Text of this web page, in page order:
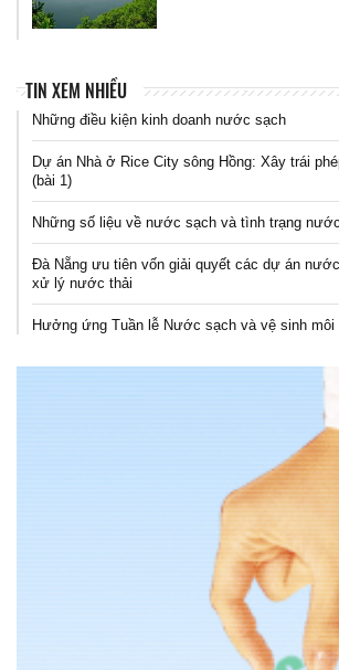
TIN XEM NHIỀU
Những điều kiện kinh doanh nước sạch
Dự án Nhà ở Rice City sông Hồng: Xây trái
(bài 1)
Những số liệu về nước sạch và tình trạng
Đà Nẵng ưu tiên vốn giải quyết các dự án
xử lý nước thải
Hưởng ứng Tuần lễ Nước sạch và vệ sinh môi